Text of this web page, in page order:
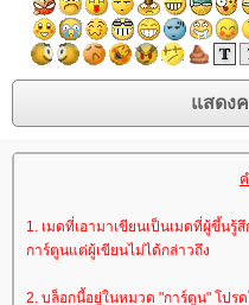
1. เมดที่เอามาเขียนเป็นเมดที่ผู้ขึ้น
การ์ตูนแต่ผู้เขียนไม่ได้กล่าวถึง
2. บล็อกนี้อยู่ในหมวด "การ์ตูน" โปร